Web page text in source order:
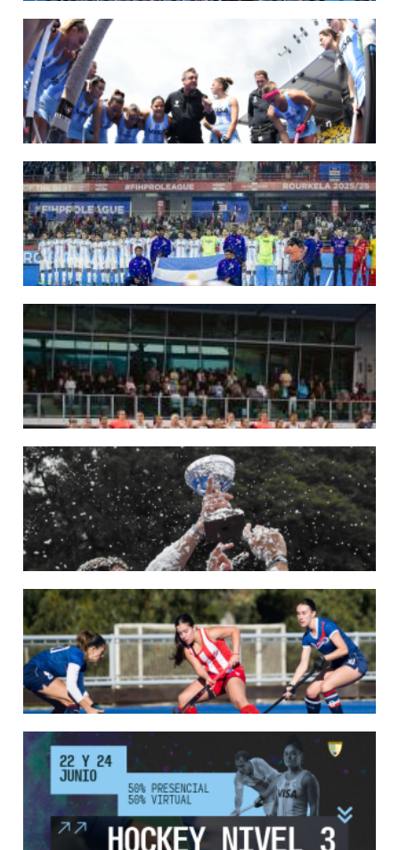
14/07/2026
MUNDIAL 2026: LOS LEONES CONVOCADOS POR LUCAS REY
Del 15 al 30 de agosto disputarán el Mundial en Países Bajos y Bélgica.
LEER MÁS
09/07/2026
MUNDIAL 2026: LAS LEONAS CONVOCADAS POR FERNANDO F...
Del 15 al 30 de agosto disputarán el Mundial 2026 en Países Bajos y Bélgica.
LEER MÁS
29/05/2026
LOS LEONES CONVOCADOS PARA LA VENTANA EUROPEA DE P...
En junio, el seleccionado nacional disputará las últimas dos ventanas de Pro
League 2025-26 en Inglaterra y Alemania.
LEER MÁS
22/05/2026
LAS LEONAS CONVOCADAS PARA LA VENTANA EUROPEA DE P...
En junio, el seleccionado nacional disputará las últimas dos ventanas de Pro
League 2025-26 en Bélgica e Inglaterra.
18/05/2026
SE DEFINIERON LOS CAMPEONES DE LA PRIMERA FASE DE ...
Del 13 al 17 de mayo se llevó a cabo el torneo que reúne a los mejores clubes del
país.
LEER MÁS
13/05/2026
EN MARCHA LA PRIMERA FASE DE LA SUPERLIGA DE HOCKE...
Del 13 al 17 de mayo los mejores clubes del país se enfrentan durante 5 días en
todo el territorio nacional
LEER MÁS